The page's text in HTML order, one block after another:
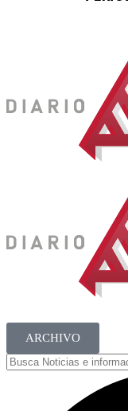
ARCHIVO